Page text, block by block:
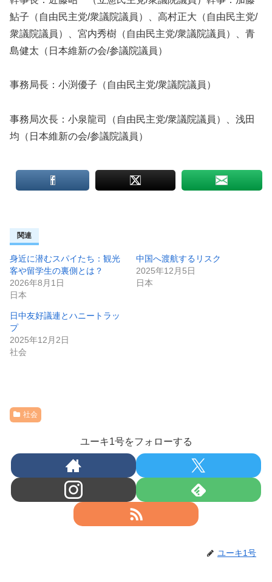
鮎子（自由民主党/衆議院議員）、高村正大（自由民主党/
衆議院議員）、宮内秀樹（自由民主党/衆議院議員）、青
島健太（日本維新の会/参議院議員）
事務局長：小渕優子（自由民主党/衆議院議員）
事務局次長：小泉龍司（自由民主党/衆議院議員）、浅田
均（日本維新の会/参議院議員）
関連
身近に潜むスパイたち：観光
客や留学生の裏側とは？
2026年8月1日
日本
中国へ渡航するリスク
2025年12月5日
日本
日中友好議連とハニートラッ
プ
2025年12月2日
社会
社会
ユーキ1号をフォローする
ユーキ1号